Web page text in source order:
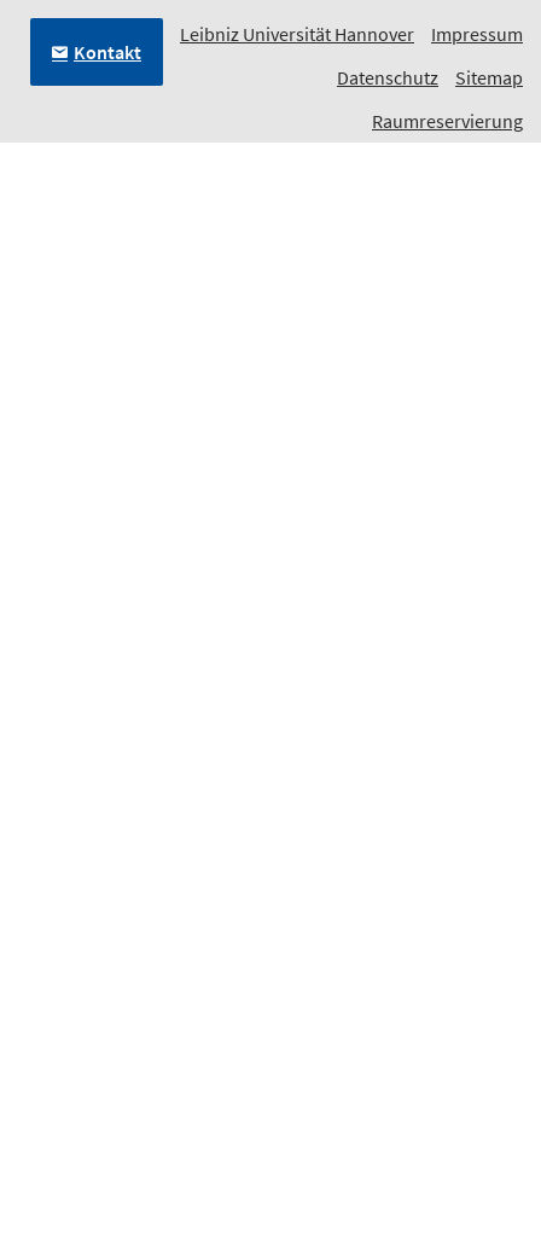
Kontakt
Leibniz Universität Hannover
Impressum
Datenschutz
Sitemap
Raumreservierung